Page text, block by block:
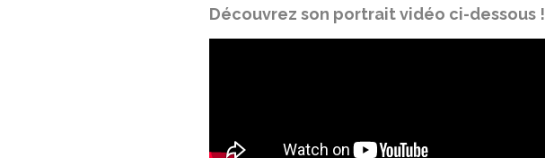
Découvrez son portrait vidéo ci-dessous !